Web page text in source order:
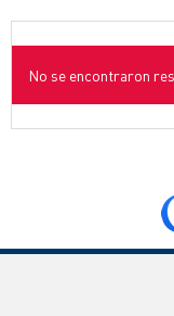
No se encontraron